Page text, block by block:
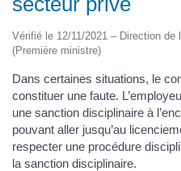
Vérifié le 12/11/2021 – Direction de
(Première ministre)
Dans certaines situations, le
constituer une faute.
une sanction disciplinaire à
pouvant aller jusqu’au
respecter une procédure
la sanction disciplinaire.